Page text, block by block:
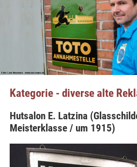
Kategorie - diverse alte
Hutsalon E. Latzina
Meisterklasse / um 1915)